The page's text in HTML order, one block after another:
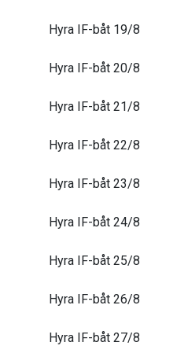
Hyra IF-båt 19/8
Hyra IF-båt 20/8
Hyra IF-båt 21/8
Hyra IF-båt 22/8
Hyra IF-båt 23/8
Hyra IF-båt 24/8
Hyra IF-båt 25/8
Hyra IF-båt 26/8
Hyra IF-båt 27/8